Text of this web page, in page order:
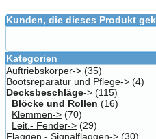
Kunden, die dieses Produkt
Kategorien
Auftriebskörper-> (35)
Bootsreparatur und Pflege-> (4)
Decksbeschläge-> (115)
Blöcke und Rollen (16)
Klemmen-> (70)
Leit.- Fender-> (29)
Flaggen - Signalflaggen-> (30)